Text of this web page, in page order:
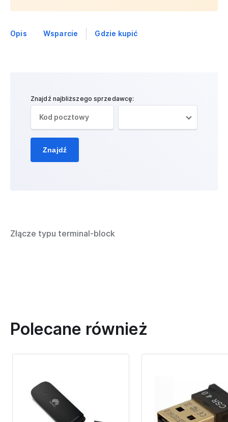
Opis Wsparcie Gdzie kupić
Znajdź najbliższego sprzedawcę:
Znajdź
Złącze typu terminal-block
Polecane również